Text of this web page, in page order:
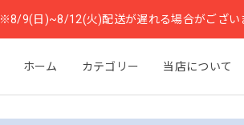
※8/9(日)~8/12(火)配送が遅れる場合がござ
ホーム カテゴリー 当店について